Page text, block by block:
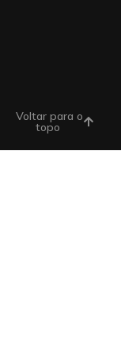
Voltar para o
topo